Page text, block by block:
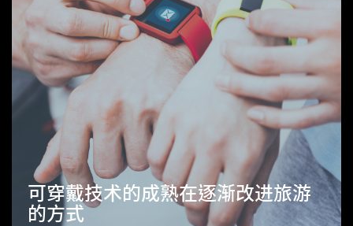
可穿戴技术的成熟在逐渐改进旅游
的方式